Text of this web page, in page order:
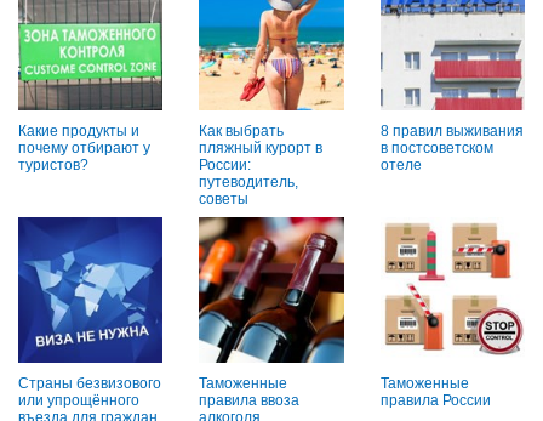
Какие продукты и
почему отбирают у
туристов?
Как выбрать
пляжный курорт в
России:
путеводитель,
советы
8 правил выживания
в постсоветском
отеле
Страны безвизового
или упрощённого
въезда для граждан
Таможенные
правила ввоза
алкоголя
Таможенные
правила России